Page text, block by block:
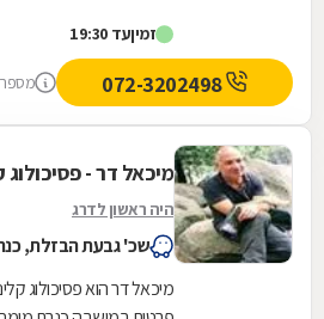
זמיןעד 19:30
072-3202498
מיכאל דר - פסיכולוג
היה ראשון לדרג
שכ' גבעת הבזלת,
מיכאל דר הוא פסיכולוג